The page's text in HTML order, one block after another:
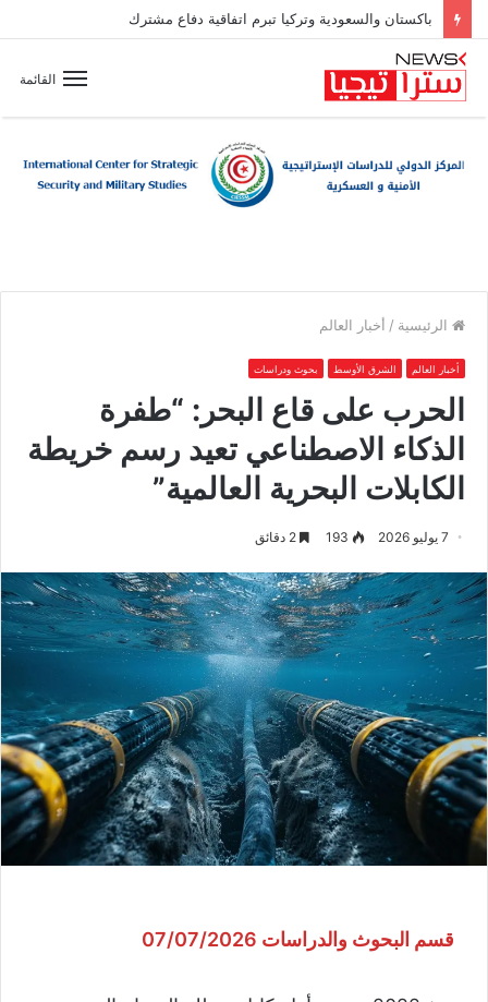
باكستان والسعودية وتركيا تبرم اتفاقية دفاع مشترك
القائمة
الرئيسية / أخبار العالم
أخبار العالم الشرق الأوسط بحوث ودراسات
الحرب على قاع البحر: “طفرة
الذكاء الاصطناعي تعيد رسم خريطة
الكابلات البحرية العالمية”
7 يوليو 2026 193
قسم البحوث والدراسات 07/07/2026